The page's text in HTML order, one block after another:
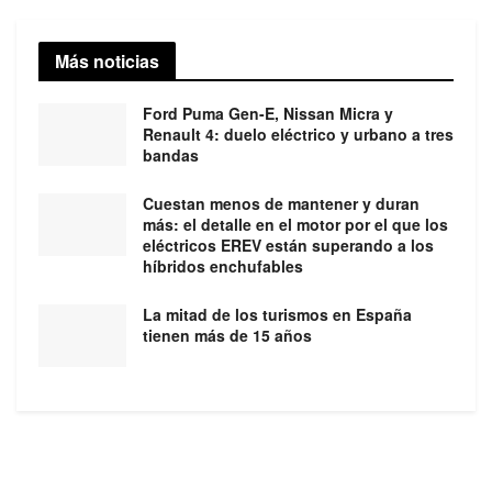
Más noticias
Ford Puma Gen-E, Nissan Micra y
Renault 4: duelo eléctrico y urbano a tres
bandas
Cuestan menos de mantener y duran
más: el detalle en el motor por el que los
eléctricos EREV están superando a los
híbridos enchufables
La mitad de los turismos en España
tienen más de 15 años